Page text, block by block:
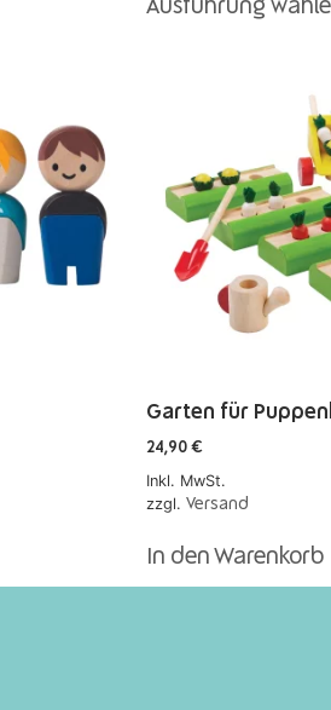
Ausführung
Garten für
24,90 €
Inkl. MwSt.
zzgl. Versand
In den Warenkorb